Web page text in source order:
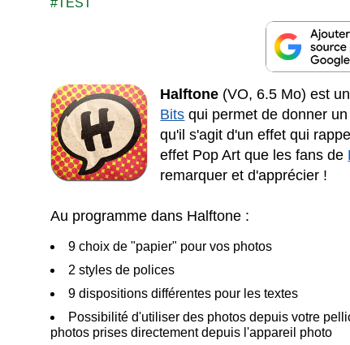
TEST
Halftone (VO, 6.5 Mo) est
Bits qui permet de donner
qu'il s'agit d'un effet qui
effet Pop Art que les fans de
remarquer et d'apprécier !
Au programme dans Halftone :
9 choix de "papier" pour vos photos
2 styles de polices
9 dispositions différentes pour les textes
Possibilité d'utiliser des photos depuis votre
photos prises directement depuis l'appareil photo